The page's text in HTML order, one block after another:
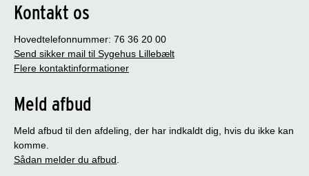
Kontakt os
Hovedtelefonnummer: 76 36 20 00
Send sikker mail til Sygehus Lillebælt
Flere kontaktinformationer
Meld afbud
Meld afbud til den afdeling, der har indkaldt dig, hvis du ikke kan
komme.
Sådan melder du afbud.